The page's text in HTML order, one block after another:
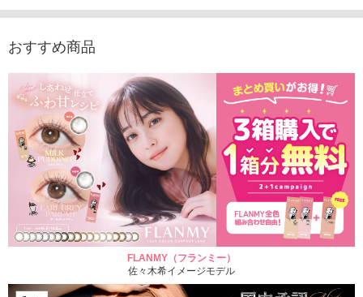
1,760円(税込)
おすすめ商品
FLANMY（フランミー）
佐々木希イメージモデル